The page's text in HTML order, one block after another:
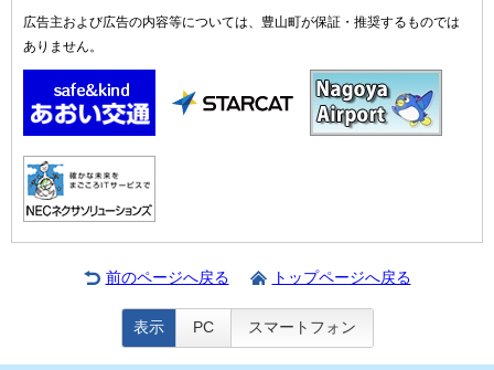
広告主および広告の内容等については、豊山町が保証・推奨するものでは
ありません。
前のページへ戻る トップページへ戻る
表示 PC スマートフォン